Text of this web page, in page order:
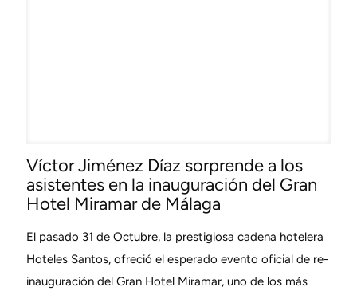
Víctor Jiménez Díaz sorprende a los
asistentes en la inauguración del Gran
Hotel Miramar de Málaga
El pasado 31 de Octubre, la prestigiosa cadena hotelera
Hoteles Santos, ofreció el esperado evento oficial de re-
inauguración del Gran Hotel Miramar, uno de los más